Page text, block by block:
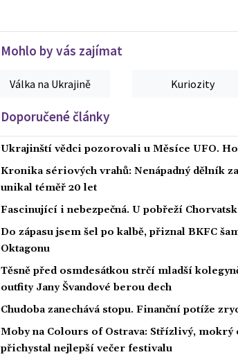
Mohlo by vás zajímat
Válka na Ukrajině Kuriozity
Doporučené články
Ukrajinští vědci pozorovali u Měsíce UFO.
Kronika sériových vrahů: Nenápadný dělník
unikal téměř 20 let
Fascinující i nebezpečná. U pobřeží
Do zápasu jsem šel po kalbě, přiznal BKFC
Oktagonu
Těsně před osmdesátkou strčí mladší
outfity Jany Švandové berou dech
Chudoba zanechává stopu. Finanční potíže
Moby na Colours of Ostrava: Střízlivý, mokrý
přichystal nejlepší večer festivalu